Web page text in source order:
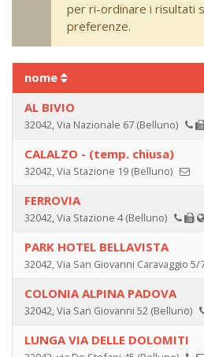
per ri-ordinare i risultati
preferenze.
nome
AL BIVIO
32042, Via Nazionale 67 (Belluno)
CALALZO - (temp. chiusa)
32042, Via Stazione 19 (Belluno)
FERROVIA
32042, Via Stazione 4 (Belluno)
PARK HOTEL BELLAVISTA
32042, Via San Giovanni Caravaggio
COLONIA ALPINA PADOVA
32042, Via San Giovanni 52 (Belluno)
LUNGA VIA DELLE DOLOMITI